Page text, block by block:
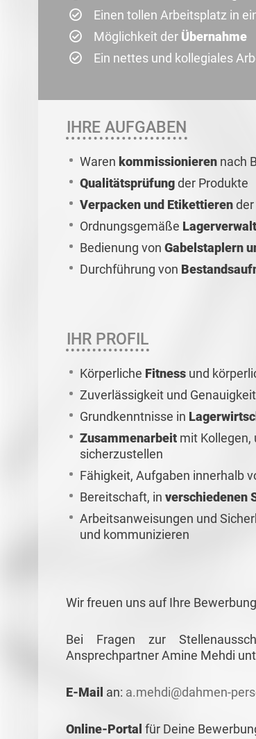
Einen tollen Arbeitsplatz in
Möglichkeit der Übernahme
Ein nettes und kollegiales
IHRE AUFGABEN
Waren kommissionieren nach
Qualitätsprüfungder Produkte
Verpacken und Etikettierender
Ordnungsgemäße
Bedienung von Gabelstaplern
Durchführung von
IHR PROFIL
Körperliche Fitness und
Zuverlässigkeit und
Grundkenntnisse in
Zusammenarbeit mit Kollegen,
sicherzustellen
Fähigkeit, Aufgaben innerhalb
Bereitschaft, in verschiedenen
Arbeitsanweisungen und
und kommunizieren
Wir freuen uns auf Ihre
Bei Fragen zur
Ansprechpartner Amine Mehdi
E-Mail an: a.mehdi@dahmen-
Online-Portal für Deine